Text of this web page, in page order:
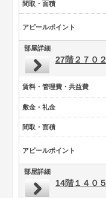
間取・面積
アピールポイント
部屋詳細
27階２７０２
賃料・管理費・共益費
敷金・礼金
間取・面積
アピールポイント
部屋詳細
14階１４０５